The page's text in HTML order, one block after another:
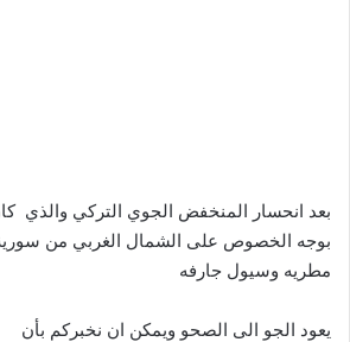
بعد انحسار المنخفض الجوي التركي والذي
بوجه الخصوص على الشمال الغربي من
مطريه وسيول جارفه
يعود الجو الى الصحو ويمكن ان نخبركم بأن